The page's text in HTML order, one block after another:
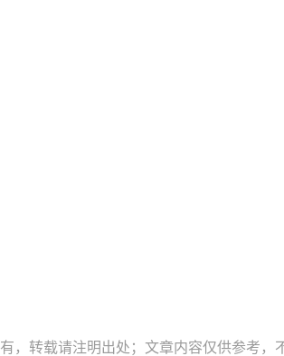
，转载请注明出处；文章内容仅供参考